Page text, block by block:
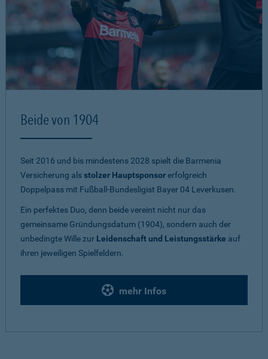
Beide von 1904
Seit 2016 und bis mindestens 2028 spielt die Barmenia
Versicherung alsstolzer Hauptsponsorerfolgreich
Doppelpass mit Fußball-Bundesligist Bayer 04 Leverkusen.
Ein perfektes Duo, denn beide vereint nicht nur das
gemeinsame Gründungsdatum (1904), sondern auch der
unbedingte Wille zur Leidenschaft und Leistungsstärke auf
ihren jeweiligen Spielfeldern.
mehr Infos